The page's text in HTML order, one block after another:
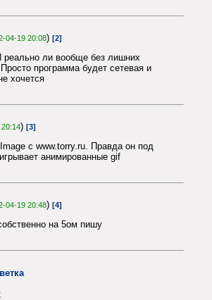
04-19 20:08) [2]
реально ли вообще без лишних
программа будет сетевая и
хочется
) [3]
с www.torry.ru. Правда он под
анимированные gif
04-19 20:48) [4]
на 5ом пишу
;